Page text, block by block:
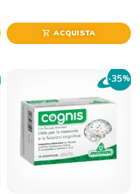
shopping_cart ACQUISTA
-35%